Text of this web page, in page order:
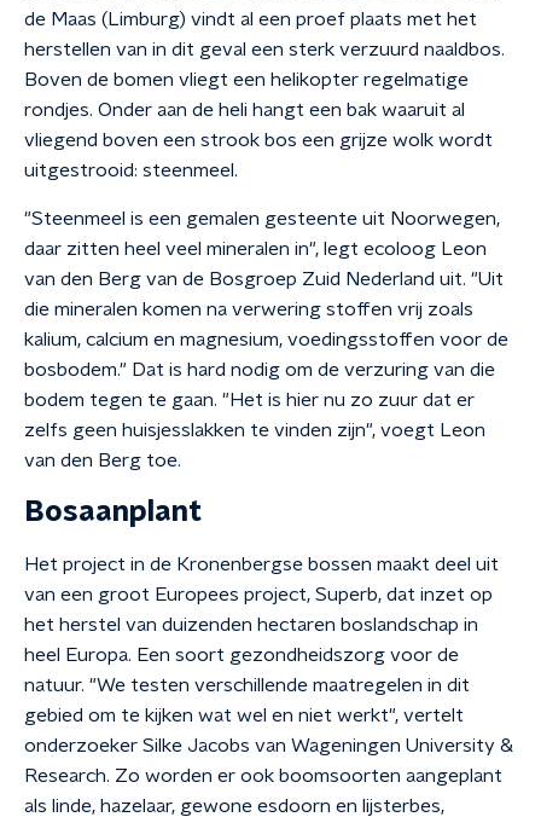
de Maas (Limburg) vindt al een proef plaats met het
herstellen van in dit geval een sterk verzuurd naaldbos.
Boven de bomen vliegt een helikopter regelmatige
rondjes. Onder aan de heli hangt een bak waaruit al
vliegend boven een strook bos een grijze wolk wordt
uitgestrooid: steenmeel.
"Steenmeel is een gemalen gesteente uit Noorwegen,
daar zitten heel veel mineralen in", legt ecoloog Leon
van den Berg van de Bosgroep Zuid Nederland uit. "Uit
die mineralen komen na verwering stoffen vrij zoals
kalium, calcium en magnesium, voedingsstoffen voor de
bosbodem." Dat is hard nodig om de verzuring van die
bodem tegen te gaan. "Het is hier nu zo zuur dat er
zelfs geen huisjesslakken te vinden zijn", voegt Leon
van den Berg toe.
Bosaanplant
Het project in de Kronenbergse bossen maakt deel uit
van een groot Europees project, Superb, dat inzet op
het herstel van duizenden hectaren boslandschap in
heel Europa. Een soort gezondheidszorg voor de
natuur. "We testen verschillende maatregelen in dit
gebied om te kijken wat wel en niet werkt", vertelt
onderzoeker Silke Jacobs van Wageningen University &
Research. Zo worden er ook boomsoorten aangeplant
als linde, hazelaar, gewone esdoorn en lijsterbes,